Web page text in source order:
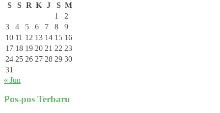
S
S R K J S M
1
2
3
4 5 6 7 8
9
10 11 12 13 14 15 16
17 18 19 20 21 22 23
24 25 26 27 28 29 30
31
« Jun
Pos-pos Terbaru